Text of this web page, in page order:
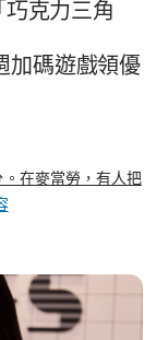
克力三角
加碼遊戲領優
。在麥當勞，有人把